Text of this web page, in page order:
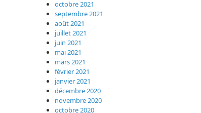
octobre 2021
septembre 2021
août 2021
juillet 2021
juin 2021
mai 2021
mars 2021
février 2021
janvier 2021
décembre 2020
novembre 2020
octobre 2020